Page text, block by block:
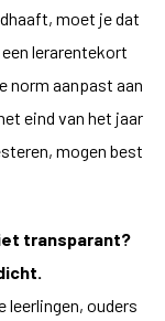
moet je dat
lerarentekort
norm aanpast aan
eind van het jaar
mogen best
transparant?
leerlingen, ouders